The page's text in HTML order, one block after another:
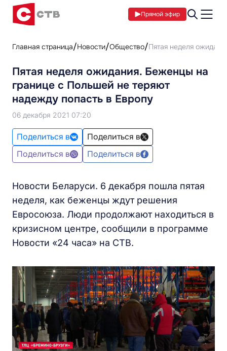
Прямой эфир
Главная страница Новости Общество Пятая неделя
Пятая неделя ожидания. Беженцы на
границе с Польшей не теряют
надежду попасть в Европу
06 декабря 2021 07:20
Поделиться в
Поделиться в
Поделиться в
Поделиться в
Новости Беларуси. 6 декабря пошла пятая
неделя, как беженцы ждут решения
Евросоюза. Люди продолжают находиться в
кризисном центре, сообщили в программе
Новости «24 часа» на СТВ.